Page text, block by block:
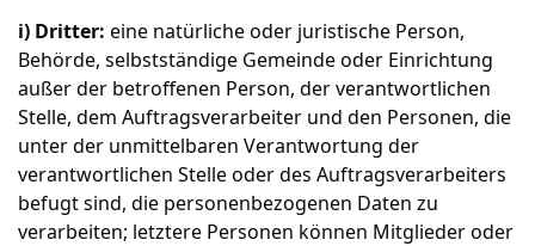
i) Dritter: eine natürliche oder juristische Person,
Behörde, selbstständige Gemeinde oder Einrichtung
außer der betroffenen Person, der verantwortlichen
Stelle, dem Auftragsverarbeiter und den Personen, die
unter der unmittelbaren Verantwortung der
verantwortlichen Stelle oder des Auftragsverarbeiters
befugt sind, die personenbezogenen Daten zu
verarbeiten; letztere Personen können Mitglieder oder